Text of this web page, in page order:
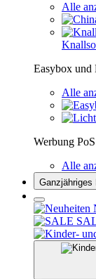
Alle
Easybox und
Alle
Werbung PoS
Alle
Ganzjähriges